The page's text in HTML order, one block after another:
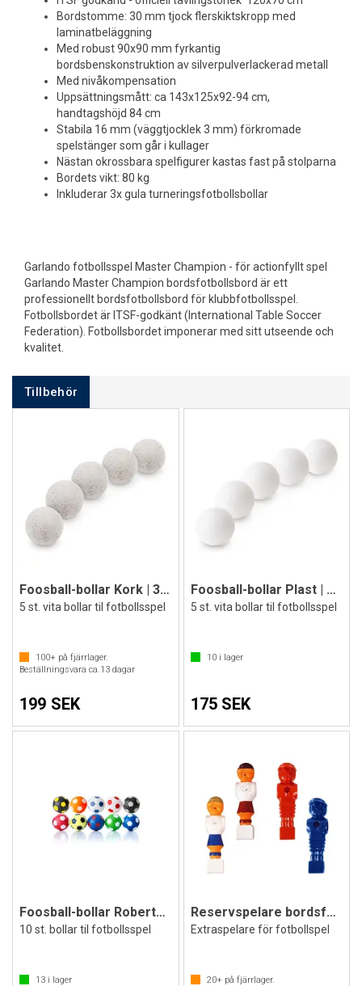
Bordstomme: 30 mm tjock flerskiktskropp med
laminatbeläggning
Med robust 90x90 mm fyrkantig
bordsbenskonstruktion av silverpulverlackerad metall
Med nivåkompensation
Uppsättningsmått: ca 143x125x92-94 cm,
handtagshöjd 84 cm
Stabila 16 mm (väggtjocklek 3 mm) förkromade
spelstänger som går i kullager
Nästan okrossbara spelfigurer kastas fast på stolparna
Bordets vikt: 80 kg
Inkluderar 3x gula turneringsfotbollsbollar
Garlando fotbollsspel Master Champion - för actionfyllt spel
Garlando Master Champion bordsfotbollsbord är ett
professionellt bordsfotbollsbord för klubbfotbollsspel.
Fotbollsbordet är ITSF-godkänt (International Table Soccer
Federation). Fotbollsbordet imponerar med sitt utseende och
kvalitet.
Tillbehör
Foosball-bollar Kork | 36 mm
5 st. vita bollar til fotbollsspel
100+ på fjärrlager.
Beställningsvara ca.13 dagar
199 SEK
Foosball-bollar Plast | 36 mm
5 st. vita bollar til fotbollsspel
10i lager
175 SEK
Foosball-bollar Robertson | 35 mm
10 st. bollar til fotbollsspel
13 i lager
Reservspelare bordsfotboll
Extraspelare för fotbollspel
20+på fjärrlager.